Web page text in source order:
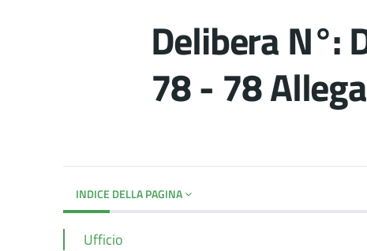
Delibera N°:
78 - 78
INDICE DELLA PAGINA
Ufficio